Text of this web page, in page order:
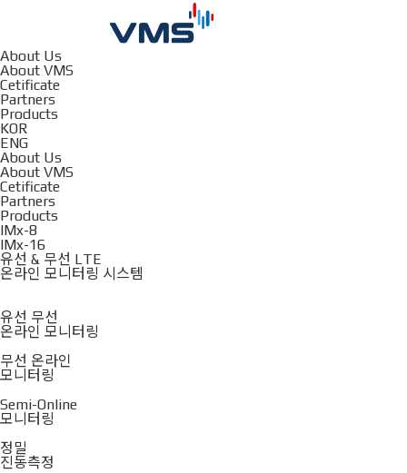
About Us
About VMS
Cetificate
Partners
Products
KOR
ENG
About Us
About VMS
Cetificate
Partners
Products
IMx-8
IMx-16
유선 & 무선 LTE
온라인 모니터링 시스템
유선 무선
온라인 모니터링
무선 온라인
모니터링
Semi-Online
모니터링
정밀
진동측정